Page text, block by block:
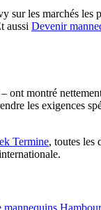
sur les marchés les
aussi Devenir
ont montré
les exigences
Termine, toutes les
mannequins